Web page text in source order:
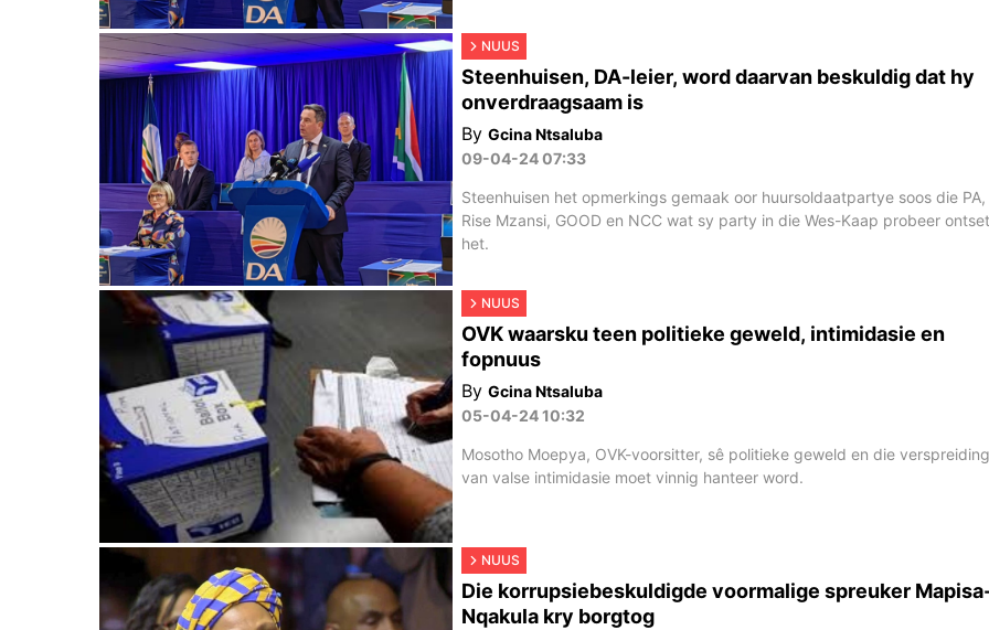
NUUS
Steenhuisen, DA-leier, word daarvan beskuldig dat hy
onverdraagsaam is
By Gcina Ntsaluba
09-04-24 07:33
Steenhuisen het opmerkings gemaak oor huursoldaatpartye soos die PA,
Rise Mzansi, GOOD en NCC wat sy party in die Wes-Kaap probeer
het.
NUUS
OVK waarsku teen politieke geweld, intimidasie en
fopnuus
By Gcina Ntsaluba
05-04-24 10:32
Mosotho Moepya, OVK-voorsitter, sê politieke geweld en die verspreiding
van valse intimidasie moet vinnig hanteer word.
NUUS
Die korrupsiebeskuldigde voormalige spreuker
Nqakula kry borgtog